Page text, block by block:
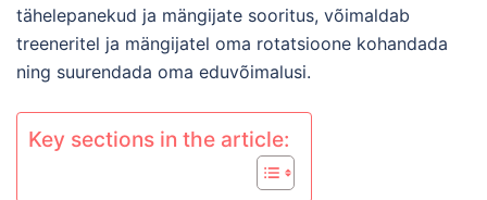
tähelepanekud ja mängijate sooritus, võimaldab
treeneritel ja mängijatel oma rotatsioone kohandada
ning suurendada oma eduvõimalusi.
Key sections in the article: